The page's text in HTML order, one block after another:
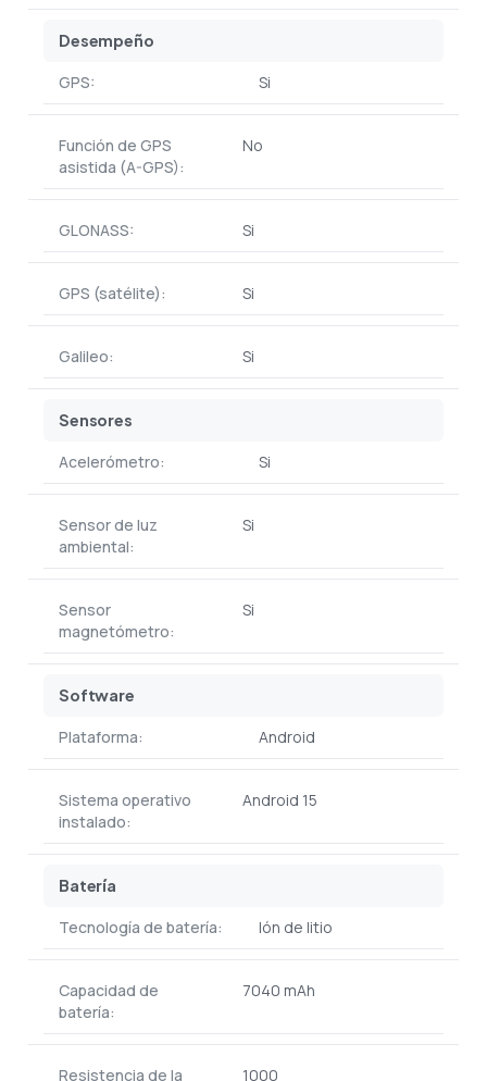
Desempeño
GPS: Si
Función de GPS
asistida (A-GPS):
No
GLONASS: Si
GPS (satélite): Si
Galileo: Si
Sensores
Acelerómetro: Si
Sensor de luz
ambiental:
Si
Sensor
magnetómetro:
Si
Software
Plataforma: Android
Sistema operativo
instalado:
Android 15
Batería
Tecnología de batería: Ión de litio
Capacidad de
batería:
7040 mAh
Resistencia de la 1000